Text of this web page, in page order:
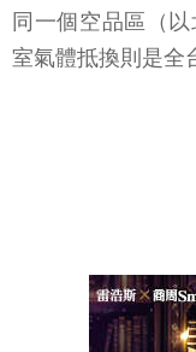
同一個空品區（
室氣體抵換則是全